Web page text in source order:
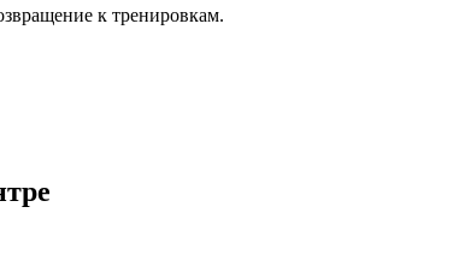
к тренировкам.